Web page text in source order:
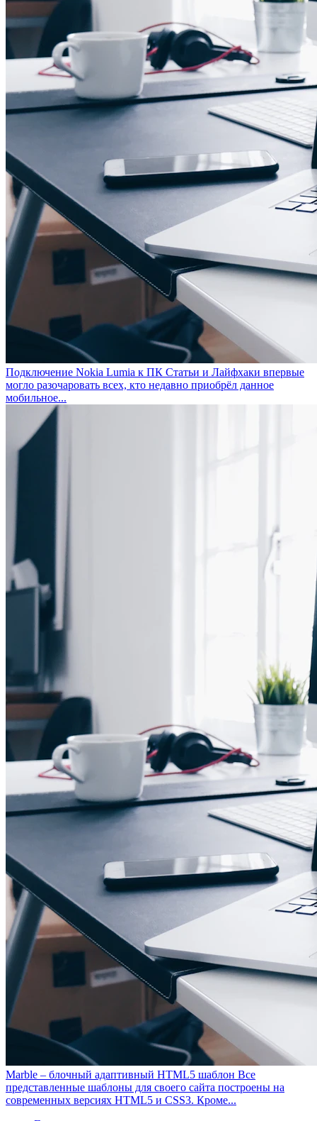
Подключение Nokia Lumia к ПК Статьи и Лайфхаки впервые
могло разочаровать всех, кто недавно приобрёл данное
мобильное...
Marble – блочный адаптивный HTML5 шаблон Все
представленные шаблоны для своего сайта построены на
современных версиях HTML5 и CSS3. Кроме...